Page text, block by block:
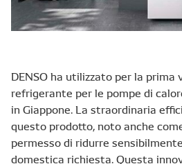
DENSO ha utilizzato per la prima
refrigerante per le pompe di
in Giappone. La straordinaria
questo prodotto, noto anche
permesso di ridurre
domestica richiesta. Questa